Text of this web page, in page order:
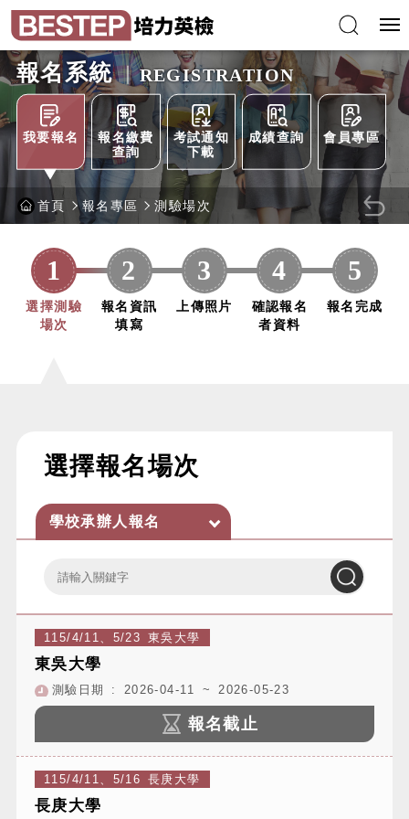
容
區
力
語
能
力
檢
定
測
驗
報名系統相關選單
報名系統 REGISTRATION
我要報名
報名繳費
查詢
考試通知
下載
成績查詢 會員專區
首頁 報名專區 測驗場次 回
一
頁
1
選擇測驗
場次
2
報名資訊
填寫
3
上傳照片
4
確認報名
者資料
5
報名完成
選擇報名場次
學校承辦人報名
115/4/11、5/23 東吳大學
東吳大學
測驗日期 : 2026-04-11 ~ 2026-05-23
報名截止
115/4/11、5/16 長庚大學
長庚大學